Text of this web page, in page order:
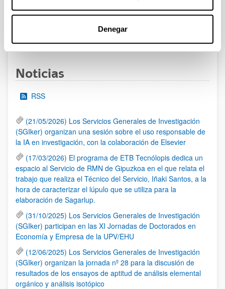
Denegar
Páginas intermedias Use
Noticias
RSS
(21/05/2026) Los Servicios Generales de Investigación
(SGIker) organizan una sesión sobre el uso responsable de
la IA en investigación, con la colaboración de Elsevier
(17/03/2026) El programa de ETB Tecnólopis dedica un
espacio al Servicio de RMN de Gipuzkoa en el que relata el
trabajo que realiza el Técnico del Servicio, Iñaki Santos, a la
hora de caracterizar el lúpulo que se utiliza para la
elaboración de Sagarlup.
(31/10/2025) Los Servicios Generales de Investigación
(SGIker) participan en las XI Jornadas de Doctorados en
Economía y Empresa de la UPV/EHU
(12/06/2025) Los Servicios Generales de Investigación
(SGIker) organizan la jornada nº 28 para la discusión de
resultados de los ensayos de aptitud de análisis elemental
orgánico y análisis isotópico